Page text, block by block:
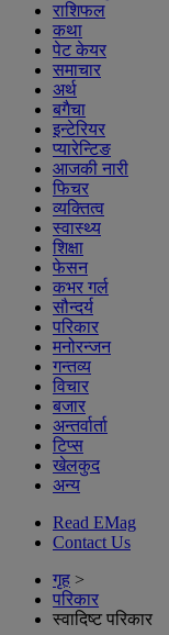
राशिफल
कथा
पेट केयर
समाचार
अर्थ
बगैचा
इन्टेरियर
प्यारेन्टिङ
आजकी नारी
फिचर
व्यक्तित्व
स्वास्थ्य
शिक्षा
फेसन
कभर गर्ल
सौन्दर्य
परिकार
मनोरन्जन
गन्तव्य
विचार
बजार
अन्तर्वार्ता
टिप्स
खेलकुद
अन्य
Read EMag
Contact Us
गृह >
परिकार
स्वादिष्ट परिकार